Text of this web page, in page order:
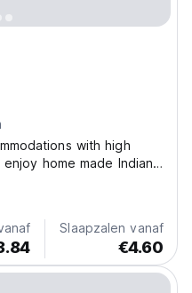
with high
home made Indian
and features
four hours...
Slaapzalen vanaf
€4.60